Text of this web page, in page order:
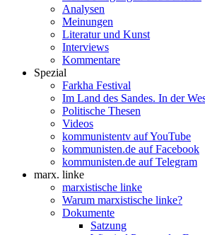
Analysen
Meinungen
Literatur und Kunst
Interviews
Kommentare
Spezial
Farkha Festival
Im Land des Sandes. In der
Politische Thesen
Videos
kommunistentv auf YouTube
kommunisten.de auf Facebook
kommunisten.de auf Telegram
marx. linke
marxistische linke
Warum marxistische linke?
Dokumente
Satzung